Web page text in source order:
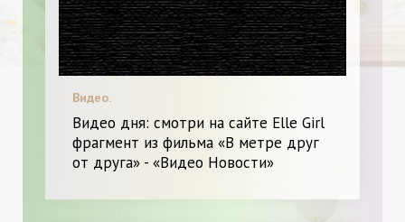
Видео.
Видео дня: смотри на сайте Elle Girl
фрагмент из фильма «В метре друг
от друга» - «Видео Новости»